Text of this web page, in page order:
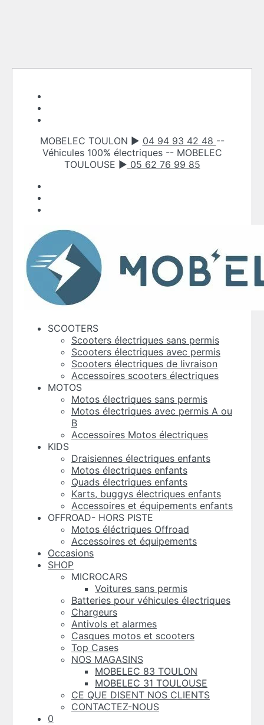
Skip
content
MOBELEC TOULON ► 04 94 93 42 48 --
Véhicules 100% électriques -- MOBELEC
TOULOUSE ► 05 62 76 99 85
SCOOTERS
Scooters électriques sans permis
Scooters électriques avec permis
Scooters électriques de livraison
Accessoires scooters électriques
MOTOS
Motos électriques sans permis
Motos électriques avec permis A ou
B
Accessoires Motos électriques
KIDS
Draisiennes électriques enfants
Motos électriques enfants
Quads électriques enfants
Karts, buggys électriques enfants
Accessoires et équipements enfants
OFFROAD- HORS PISTE
Motos éléctriques Offroad
Accessoires et équipements
Occasions
SHOP
MICROCARS
Voitures sans permis
Batteries pour véhicules électriques
Chargeurs
Antivols et alarmes
Casques motos et scooters
Top Cases
NOS MAGASINS
MOBELEC 83 TOULON
MOBELEC 31 TOULOUSE
CE QUE DISENT NOS CLIENTS
CONTACTEZ-NOUS
0